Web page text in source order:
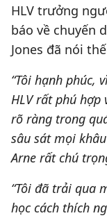
HLV trưởng
báo về chuyến
Jones đã nói
“Tôi hạnh phúc,
HLV rất phú hợp
rõ ràng trong
sâu sát mọi
Arne rất chú
“Tôi đã trải qua
học cách thích